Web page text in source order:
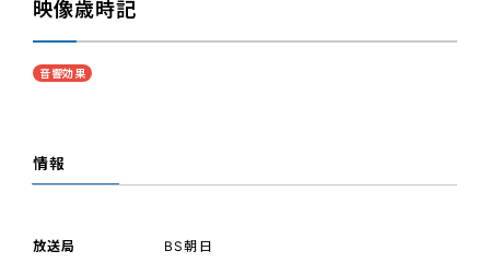
映像歳時記
音響効果
情報
放送局 BS朝日